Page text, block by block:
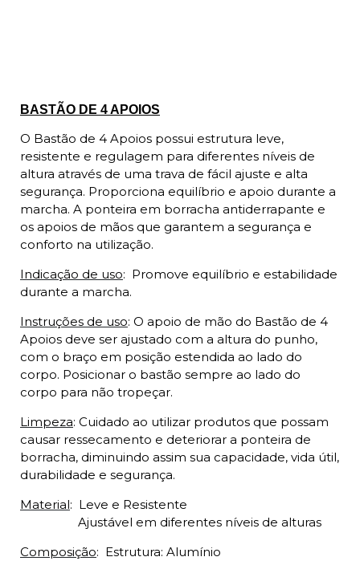
BASTÃO DE 4 APOIOS
O Bastão de 4 Apoios possui estrutura leve,
resistente e regulagem para diferentes níveis de
altura através de uma trava de fácil ajuste e alta
segurança. Proporciona equilíbrio e apoio durante a
marcha. A ponteira em borracha antiderrapante e
os apoios de mãos que garantem a segurança e
conforto na utilização.
Indicação de uso: Promove equilíbrio e estabilidade
durante a marcha.
Instruções de uso: O apoio de mão do Bastão de 4
Apoios deve ser ajustado com a altura do punho,
com o braço em posição estendida ao lado do
corpo. Posicionar o bastão sempre ao lado do
corpo para não tropeçar.
Limpeza: Cuidado ao utilizar produtos que possam
causar ressecamento e deteriorar a ponteira de
borracha, diminuindo assim sua capacidade, vida útil,
durabilidade e segurança.
Material: Leve e Resistente
Ajustável em diferentes níveis de alturas
Composição: Estrutura: Alumínio